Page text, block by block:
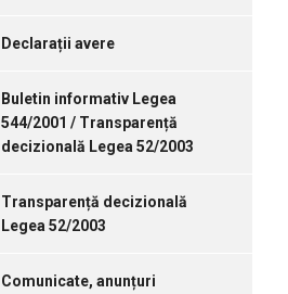
Declarații avere
Buletin informativ Legea
544/2001 / Transparență
decizională Legea 52/2003
Transparență decizională
Legea 52/2003
Comunicate, anunțuri